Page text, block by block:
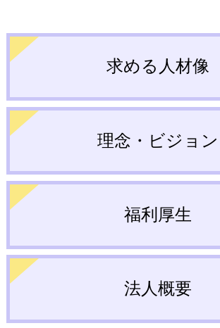
求める人材像
理念・ビジョン
福利厚生
法人概要